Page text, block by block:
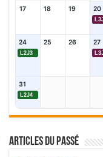
17 18 19 20
24
L2J3
25 26 27
31
L2J4
Articles du passé